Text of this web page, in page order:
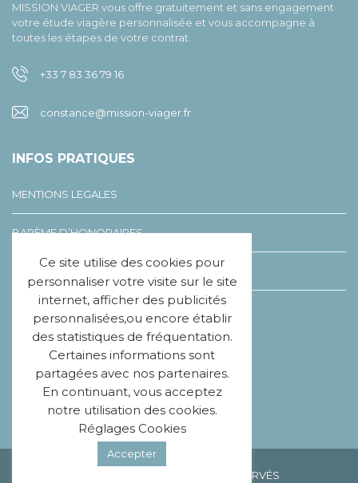
MISSION VIAGER vous offre gratuitement et sans engagement
votre étude viagère personnalisée et vous accompagne à
toutes les étapes de votre contrat.
+33 7 83 36 79 16
constance@mission-viager.fr
INFOS PRATIQUES
MENTIONS LEGALES
BARÈME D’HONORAIRES
LEXIQUE DU VIAGER
CHARTE ÉTHIQUE
SUIVEZ-NOUS
© MISSION VIAGER 2020 – TOUS DROITS RÉSERVÉS
Ce site utilise des cookies pour
personnaliser votre visite sur le site
internet, afficher des publicités
personnalisées,ou encore établir
des statistiques de fréquentation.
Certaines informations sont
partagées avec nos partenaires.
En continuant, vous acceptez
notre utilisation des cookies.
Réglages Cookies
Accepter